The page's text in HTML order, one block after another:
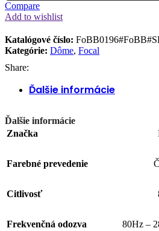
Compare
Add to wishlist
Katalógové číslo:
Kategórie: Dôme, Focal
Share:
Ďalšie informácie
Ďalšie informácie
Značka
Farebné prevedenie
Citlivosť
Frekvenčná odozva 80Hz –